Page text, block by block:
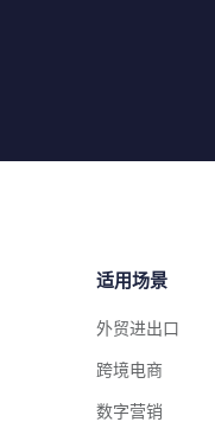
适用场景
外贸进出口
跨境电商
数字营销